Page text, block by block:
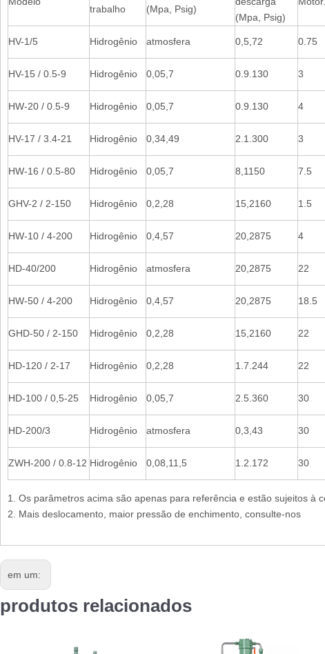
trabalho
(Mpa, Psig)
(Mpa, Psig)
HV-1/5 Hidrogênio atmosfera 0,5,72 0.75
HV-15 / 0.5-9 Hidrogênio 0,05,7 0.9.130 3
HW-20 / 0.5-9 Hidrogênio 0,05,7 0.9.130 4
HV-17 / 3.4-21 Hidrogênio 0,34,49 2.1.300 3
HW-16 / 0.5-80 Hidrogênio 0,05,7 8,1150 7.5
GHV-2 / 2-150 Hidrogênio 0,2,28 15,2160 1.5
HW-10 / 4-200 Hidrogênio 0,4,57 20,2875 4
HD-40/200 Hidrogênio atmosfera 20,2875 22
HW-50 / 4-200 Hidrogênio 0,4,57 20,2875 18.5
GHD-50 / 2-150 Hidrogênio 0,2,28 15,2160 22
HD-120 / 2-17 Hidrogênio 0,2,28 1.7.244 22
HD-100 / 0,5-25 Hidrogênio 0,05,7 2.5.360 30
HD-200/3 Hidrogênio atmosfera 0,3,43 30
ZWH-200 / 0.8-12 Hidrogênio 0,08,11,5 1.2.172 30
1. Os parâmetros acima são apenas para referência e estão sujeitos à
2. Mais deslocamento, maior pressão de enchimento, consulte-nos
em um:
produtos relacionados